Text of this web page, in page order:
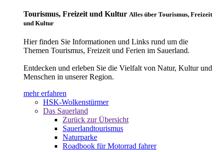
Tourismus, Freizeit und Kultur Alles über Tourismus, Freizeit
und Kultur
Hier finden Sie Informationen und Links rund um die
Themen Tourismus, Freizeit und Ferien im Sauerland.
Entdecken und erleben Sie die Vielfalt von Natur, Kultur und
Menschen in unserer Region.
mehr erfahren
HSK-Wolkenstürmer
Das Sauerland
Zurück zur Übersicht
Sauerlandtourismus
Naturparke
Roadbook für Motorrad fahrer